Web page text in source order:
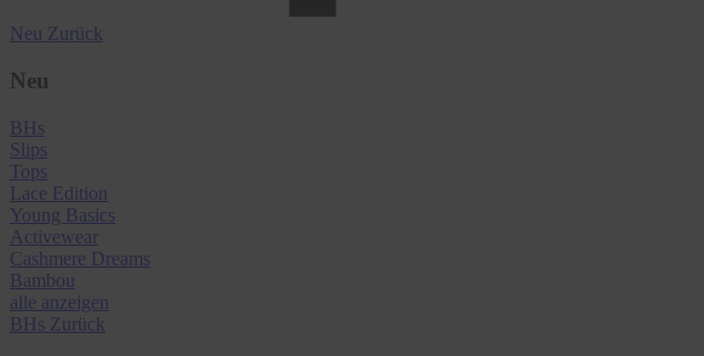
Neu Zurück
Neu
BHs
Slips
Tops
Lace Edition
Young Basics
Activewear
Cashmere Dreams
Bambou
alle anzeigen
BHs Zurück